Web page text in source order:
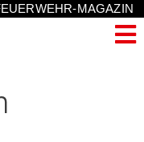
MAGAZIN